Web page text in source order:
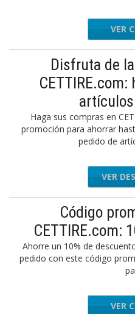
VER
Disfruta de
CETTIRE.com:
Haga sus compras en
promoción para ahorrar
pedido de
VER
Código
CETTIRE.com:
Ahorre un 10% de
pedido con este código
VER